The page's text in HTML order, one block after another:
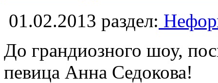
01.02.2013 раздел:
До грандиозного шоу,
певица Анна Седокова!